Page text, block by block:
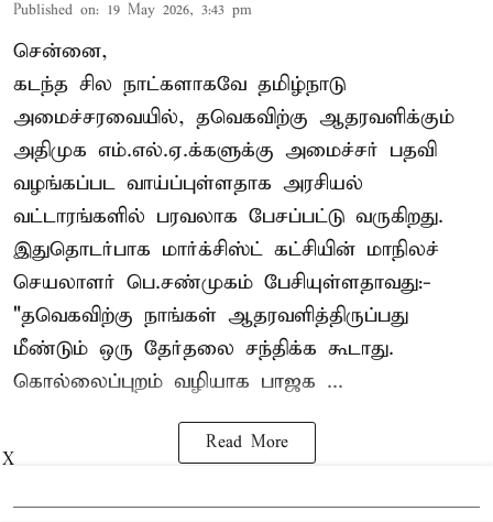
Published on: 19 May 2026, 3:43 pm
சென்னை,
கடந்த சில நாட்களாகவே தமிழ்நாடு
அமைச்சரவையில், தவெகவிற்கு ஆதரவளிக்கும்
அதிமுக எம்.எல்.ஏ.க்களுக்கு அமைச்சர் பதவி
வழங்கப்பட வாய்ப்புள்ளதாக அரசியல்
வட்டாரங்களில் பரவலாக பேசப்பட்டு வருகிறது.
இதுதொடர்பாக மார்க்சிஸ்ட் கட்சியின் மாநிலச்
செயலாளர் பெ.சண்முகம் பேசியுள்ளதாவது:-
"தவெகவிற்கு நாங்கள் ஆதரவளித்திருப்பது
மீண்டும் ஒரு தேர்தலை சந்திக்க கூடாது.
கொல்லைப்புறம் வழியாக பாஜக ...
Read More
X